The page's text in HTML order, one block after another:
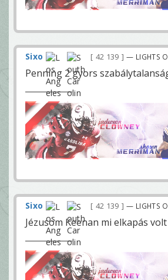
Sixo 42 139 — LIGHTS
Penning 2 gyors
Sixo 42 139 — LIGHTS
Jézusom Keenan mi elkapás